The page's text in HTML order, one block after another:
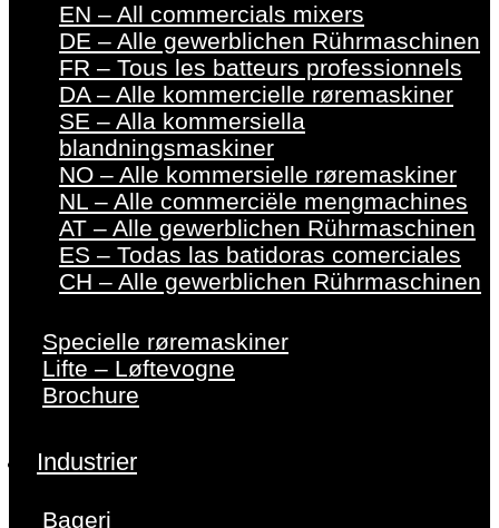
EN – All commercials mixers
DE – Alle gewerblichen Rührmaschinen
FR – Tous les batteurs professionnels
DA – Alle kommercielle røremaskiner
SE – Alla kommersiella
blandningsmaskiner
NO – Alle kommersielle røremaskiner
NL – Alle commerciële mengmachines
AT – Alle gewerblichen Rührmaschinen
ES – Todas las batidoras comerciales
CH – Alle gewerblichen Rührmaschinen
Specielle røremaskiner
Lifte – Løftevogne
Brochure
Industrier
Bageri